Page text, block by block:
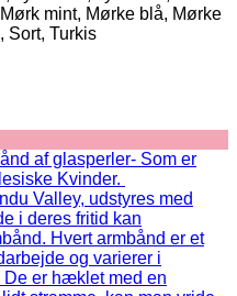
mint, Mørke blå, Mørke
Sort, Turkis